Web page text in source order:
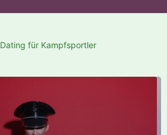
Dating für Kampfsportler